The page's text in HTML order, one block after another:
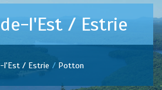
l'Est / Estrie
l'Est / Estrie Potton